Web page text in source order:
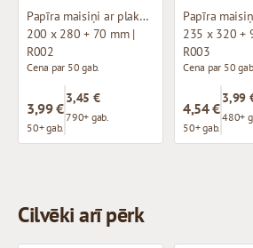
Papīra maisiņi ar plakanu pamatni
200 x 280 + 70 mm |
R002
Cena par 50 gab.
3,99 €
50+ gab.
3,45 €
790+ gab.
235 x 320 +
R003
Cena par 50
4,54 €
50+ gab.
3,99
480+
Cilvēki arī pērk